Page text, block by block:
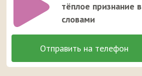
тёплое признание
словами